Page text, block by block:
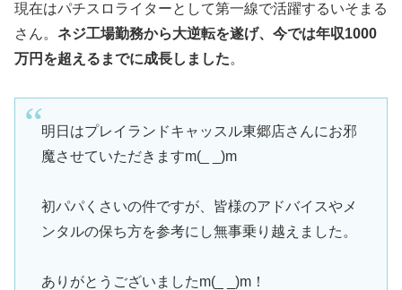
現在はパチスロライターとして第一線で活躍するいそまる
さん。 ネジ工場勤務から大逆転を遂げ、今では年収1000
万円を超えるまでに成長しました。
明日はプレイランドキャッスル東郷店さんにお邪
魔させていただきますm(_ _)m
初パパくさいの件ですが、皆様のアドバイスやメ
ンタルの保ち方を参考にし無事乗り越えました。
ありがとうございましたm(_ _)m！